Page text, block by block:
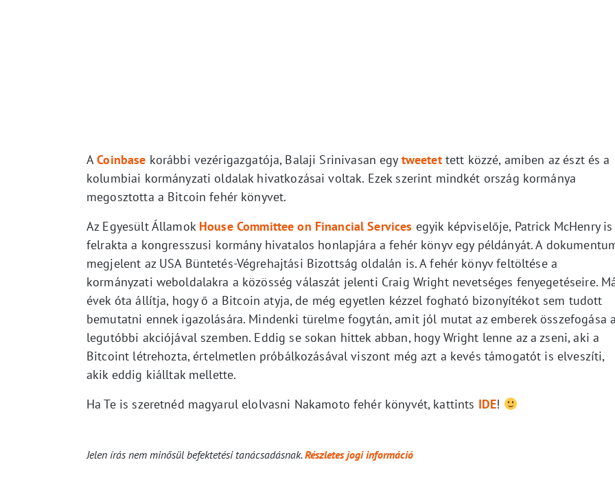
ACoinbase korábbi vezérigazgatója, Balaji Srinivasan egy tweetettett közzé, amiben az észt és a
kolumbiai kormányzati oldalak hivatkozásai voltak. Ezek szerint mindkét ország kormánya
megosztotta a Bitcoin fehér könyvet.
Az Egyesült Államok House Committee on Financial Services egyik képviselője, Patrick McHenry is
felrakta a kongresszusi kormány hivatalos honlapjára a fehér könyv egy példányát. A
megjelent az USA Büntetés-Végrehajtási Bizottság oldalán is. A fehér könyv feltöltése a
kormányzati weboldalakra a közösség válaszát jelenti Craig Wright nevetséges fenyegetéseire.
évek óta állítja, hogy ő a Bitcoin atyja, de még egyetlen kézzel fogható bizonyítékot sem tudott
bemutatni ennek igazolására. Mindenki türelme fogytán, amit jól mutat az emberek összefogása
legutóbbi akciójával szemben. Eddig se sokan hittek abban, hogy Wright lenne az a zseni, aki a
Bitcoint létrehozta, értelmetlen próbálkozásával viszont még azt a kevés támogatót is elveszíti,
akik eddig kiálltak mellette.
Ha Te is szeretnéd magyarul elolvasni Nakamoto fehér könyvét, kattints IDE!
Jelen írás nem minősül befektetési tanácsadásnak.Részletes jogi információ